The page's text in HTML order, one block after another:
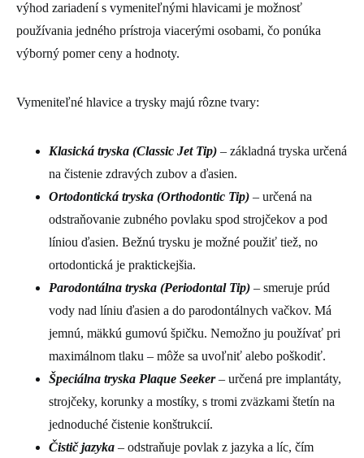
výhod zariadení s vymeniteľnými hlavicami je možnosť
používania jedného prístroja viacerými osobami, čo ponúka
výborný pomer ceny a hodnoty.
Vymeniteľné hlavice a trysky majú rôzne tvary:
Klasická tryska (Classic Jet Tip) – základná tryska určená
na čistenie zdravých zubov a ďasien.
Ortodontická tryska (Orthodontic Tip) – určená na
odstraňovanie zubného povlaku spod strojčekov a pod
líniou ďasien. Bežnú trysku je možné použiť tiež, no
ortodontická je praktickejšia.
Parodontálna tryska (Periodontal Tip) – smeruje prúd
vody nad líniu ďasien a do parodontálnych vačkov. Má
jemnú, mäkkú gumovú špičku. Nemožno ju používať pri
maximálnom tlaku – môže sa uvoľniť alebo poškodiť.
Špeciálna tryska Plaque Seeker– určená pre implantáty,
strojčeky, korunky a mostíky, s tromi zväzkami štetín na
jednoduché čistenie konštrukcií.
Čistič jazyka – odstraňuje povlak z jazyka a líc, čím